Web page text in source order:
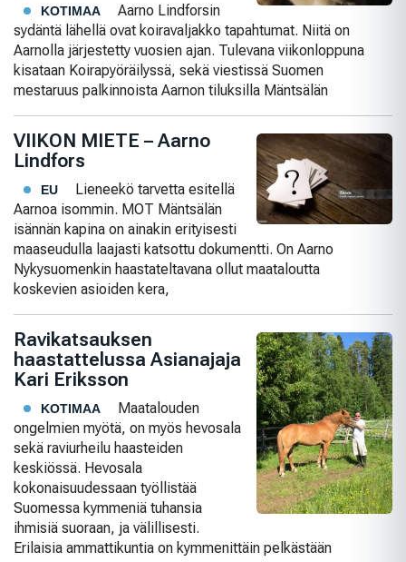
KOTIMAA
Aarno Lindforsin
sydäntä lähellä ovat koiravaljakko tapahtumat. Niitä on
Aarnolla järjestetty vuosien ajan. Tulevana viikonloppuna
kisataan Koirapyöräilyssä, sekä viestissä Suomen
mestaruus palkinnoista Aarnon tiluksilla Mäntsälän
VIIKON MIETE – Aarno
Lindfors
EU
Lieneekö tarvetta esitellä
Aarnoa isommin. MOT Mäntsälän
isännän kapina on ainakin erityisesti
maaseudulla laajasti katsottu dokumentti. On Aarno
Nykysuomenkin haastateltavana ollut maataloutta
koskevien asioiden kera,
Ravikatsauksen
haastattelussa Asianajaja
Kari Eriksson
KOTIMAA
Maatalouden
ongelmien myötä, on myös hevosala
sekä raviurheilu haasteiden
keskiössä. Hevosala
kokonaisuudessaan työllistää
Suomessa kymmeniä tuhansia
ihmisiä suoraan, ja välillisesti.
Erilaisia ammattikuntia on kymmenittäin pelkästään